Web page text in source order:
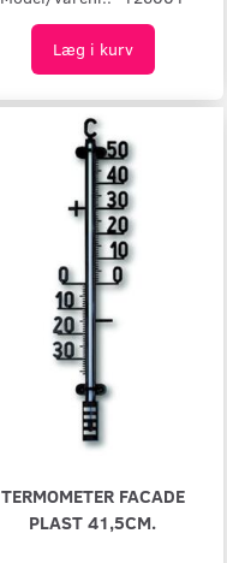
Læg i kurv
TERMOMETER FACADE
PLAST 41,5CM.